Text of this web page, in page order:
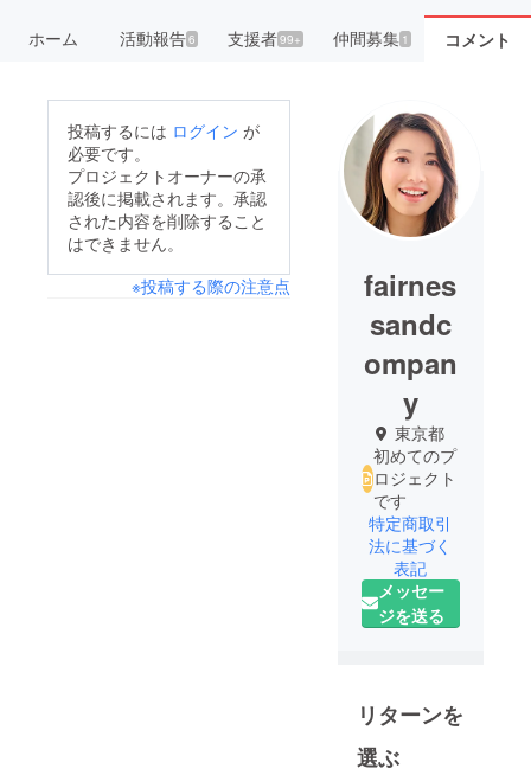
ホーム 活動報告6 支援者99+ 仲間募集 1 コメント
投稿するには ログイン が
必要です。
プロジェクトオーナーの承
認後に掲載されます。承認
された内容を削除すること
はできません。
※投稿する際の注意点
fairnes
sandc
ompan
y
東京都
初めてのプ
ロジェクト
です
特定商取引
法に基づく
表記
メッセー
ジを送る
リターンを
選ぶ